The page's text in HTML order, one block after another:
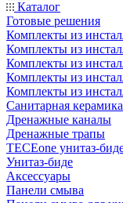
Каталог
Готовые решения
Комплекты из
Комплекты из
Комплекты из
Комплекты из
Комплекты из
Санитарная керамика
Дренажные каналы
Дренажные трапы
TECEone унитаз-
Унитаз-биде
Аксессуары
Панели смыва